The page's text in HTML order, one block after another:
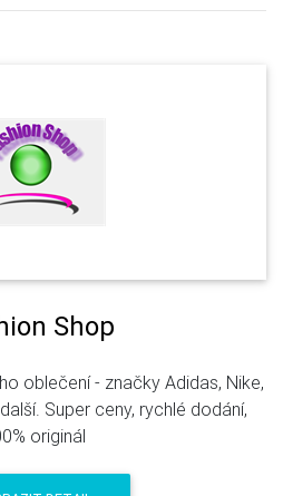
Shop
oblečení - značky Adidas, Nike,
Super ceny, rychlé dodání,
originál